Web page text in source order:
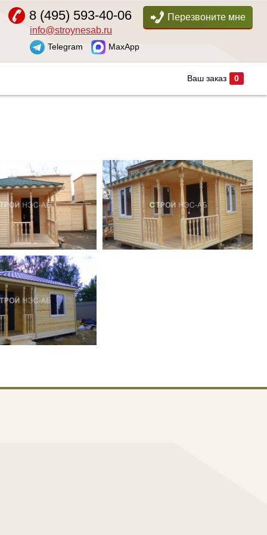
8 (495) 593-40-06
info@stroynesab.ru
Перезвоните мне
Telegram MaxApp
Ваш заказ 0